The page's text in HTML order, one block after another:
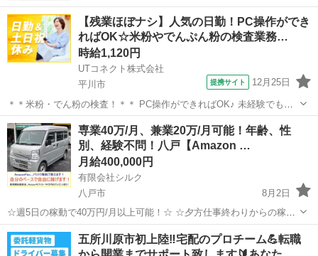
【残業ほぼナシ】人気の日勤！PC操作ができ
ればOK☆米粉やでんぷん粉の検査業務…
時給1,120円
UTコネクト株式会社
平川市
提携サイト 12月25日
＊＊米粉・でん粉の検査！＊＊ PC操作ができればOK♪ 未経験でも安
心の丁寧な研修あり！ さまざまな食品の原材料となる、 米・でん粉加
工品を製造している会社でのお仕事です！ ＜具体的には…＞ ◆製品管
理用・検査機器を使...
青森 平川市 倉庫
専業40万/月、兼業20万/月可能！年齢、性
別、経験不問！八戸【Amazon …
月給400,000円
有限会社シルク
八戸市
8月2日
☆週5日の稼動で40万円/月以上可能！☆ ☆夕方仕事終わりからの稼
働、休日の稼動で20万円/月以上可能！☆ ☆雇われない働き方、自由な
スタイルでの働き方を【Amazon Flex】で始めましょう！☆ 個人事業
青森 八戸市 配送 Amazon
五所川原市初上陸‼️宅配のプロチーム💪転職